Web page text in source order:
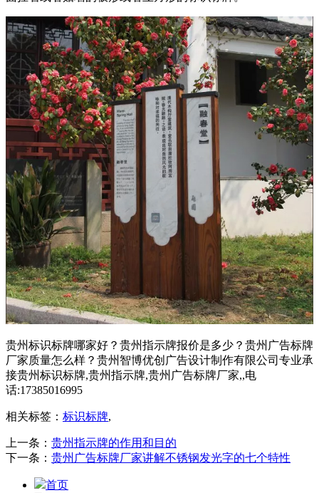
贵州标识标牌哪家好？贵州指示牌报价是多少？贵州广告标牌
厂家质量怎么样？贵州智博优创广告设计制作有限公司专业承
接贵州标识标牌,贵州指示牌,贵州广告标牌厂家,,电
话:17385016995
相关标签： 标识标牌,
上一条： 贵州指示牌的作用和目的
下一条： 贵州广告标牌厂家讲解不锈钢发光字的七个特性
首页